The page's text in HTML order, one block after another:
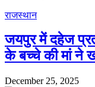
राजस्थान
जयपुर में दहेज
के बच्चे की मां ने
December 25, 2025